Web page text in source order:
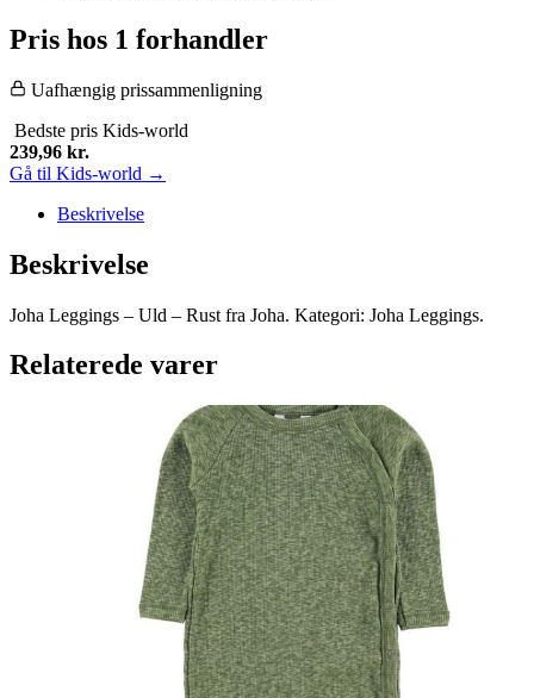
Pris hos 1 forhandler
Uafhængig prissammenligning
Bedste pris Kids-world
239,96 kr.
Gå til Kids-world →
Beskrivelse
Beskrivelse
Joha Leggings – Uld – Rust fra Joha. Kategori: Joha Leggings.
Relaterede varer